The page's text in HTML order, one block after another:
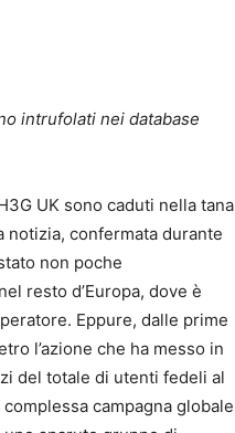
intrufolati nei database
UK sono caduti nella tana
notizia, confermata durante
non poche
resto d’Europa, dove è
Eppure, dalle prime
l’azione che ha messo in
del totale di utenti fedeli al
campagna globale